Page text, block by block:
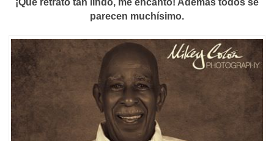
¡Qué retrato tan lindo, me encantó! Además todos se
parecen muchísimo.